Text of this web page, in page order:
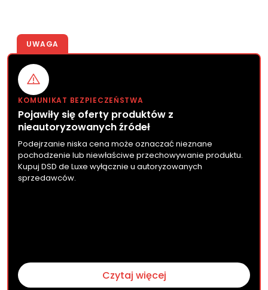
UWAGA
KOMUNIKAT BEZPIECZEŃSTWA
Pojawiły się oferty produktów z
nieautoryzowanych źródeł
Podejrzanie niska cena może oznaczać nieznane
pochodzenie lub niewłaściwe przechowywanie produktu.
Kupuj DSD de Luxe wyłącznie u autoryzowanych
sprzedawców.
Czytaj więcej